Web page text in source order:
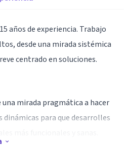
años de experiencia. Trabajo
desde una mirada sistémica
centrado en soluciones.
mirada pragmática a hacer
dinámicas para que desarrolles